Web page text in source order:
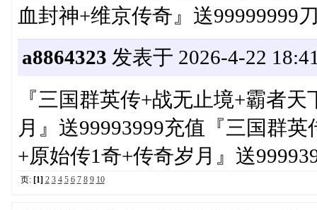
血封神+维京传奇』送99999999
a8864323 发表于 2026-4-22
『三国群英传+战无止境+霸者
月』送99993999充值『三国群
+原始传1奇+传奇岁月』送
页: [1] 2 3 4 5 6 7 8 9 10